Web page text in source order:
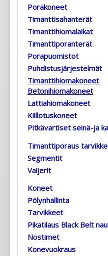
Porakoneet
Timanttisahanterät
Timanttihiomalaikat
Timanttiporanterät
Porapuomistot
Puhdistusjärjestelmät
Timanttihiomakoneet
Betonihiomakoneet
Lattiahiomakoneet
Kiillotuskoneet
Pitkävartiset seinä-ja
Timanttiporaus
Segmentit
Vaijerit
Koneet
Pölynhallinta
Tarvikkeet
Pikatilaus Black Belt
Nostimet
Konevuokraus